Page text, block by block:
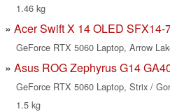
1.46 kg
Acer Swift X 14 OLED SFX14-
GeForce RTX 5060 Laptop, Arrow
Asus ROG Zephyrus G14
GeForce RTX 5060 Laptop, Strix /
1.5 kg